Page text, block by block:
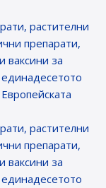
растителни
препарати,
ваксини за
растителни
препарати,
ваксини за